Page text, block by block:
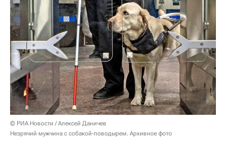
© РИА Новости / Алексей Даничев
Незрячий мужчина с собакой-поводырем. Архивное фото